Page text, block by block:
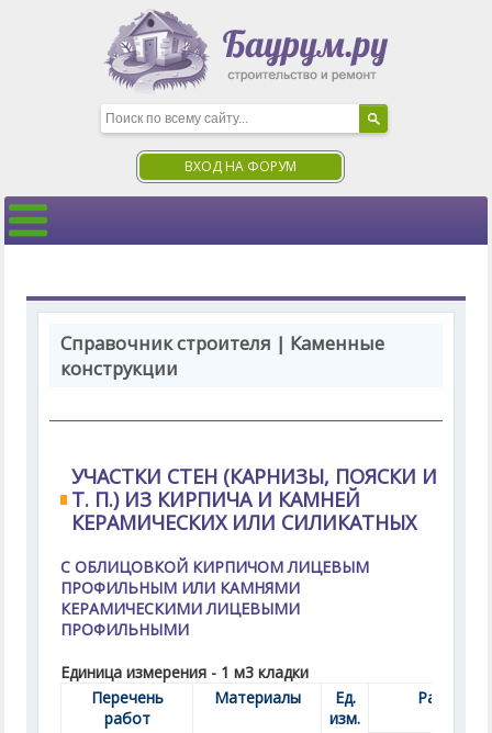
ВХОД НА ФОРУМ
Справочник строителя | Каменные
конструкции
УЧАСТКИ СТЕН (КАРНИЗЫ, ПОЯСКИ И
Т. П.) ИЗ КИРПИЧА И КАМНЕЙ
КЕРАМИЧЕСКИХ ИЛИ СИЛИКАТНЫХ
С ОБЛИЦОВКОЙ КИРПИЧОМ ЛИЦЕВЫМ
ПРОФИЛЬНЫМ ИЛИ КАМНЯМИ
КЕРАМИЧЕСКИМИ ЛИЦЕВЫМИ
ПРОФИЛЬНЫМИ
Единица измерения - 1 м3 кладки
Перечень
работ
Материалы
Ед.
изм.
Расход